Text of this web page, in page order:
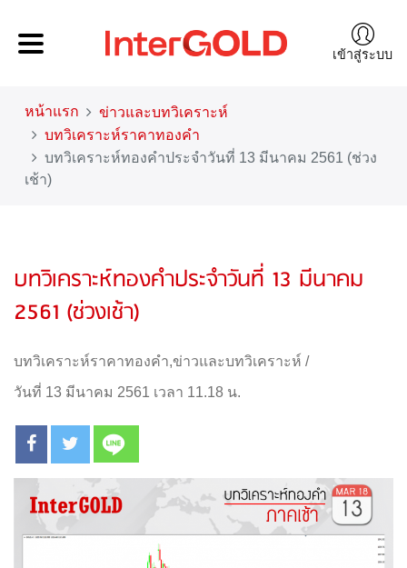
เข้าสู่ระบบ
หน้าแรก
ข่าวและบทวิเคราะห์
บทวิเคราะห์ราคาทองคำ
บทวิเคราะห์ทองคำประจำวันที่ 13 มีนาคม 2561 (ช่วง
เช้า)
บทวิเคราะห์ทองคำประจำวันที่ 13 มีนาคม
2561 (ช่วงเช้า)
บทวิเคราะห์ราคาทองคำ,ข่าวและบทวิเคราะห์ /
วันที่ 13 มีนาคม 2561 เวลา 11.18 น.